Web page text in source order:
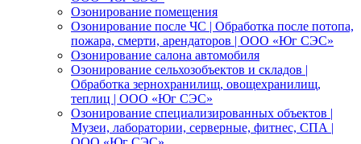
Озонирование помещения
Озонирование после ЧС | Обработка после потопа,
пожара, смерти, арендаторов | ООО «Юг СЭС»
Озонирование салона автомобиля
Озонирование сельхозобъектов и складов |
Обработка зернохранилищ, овощехранилищ,
теплиц | ООО «Юг СЭС»
Озонирование специализированных объектов |
Музеи, лаборатории, серверные, фитнес, СПА |